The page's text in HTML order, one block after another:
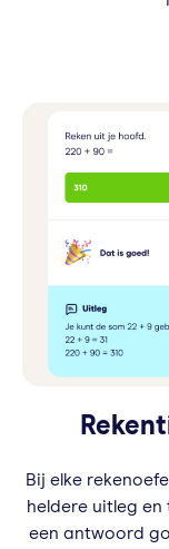
Bij elke
heldere uitleg
een antwoord